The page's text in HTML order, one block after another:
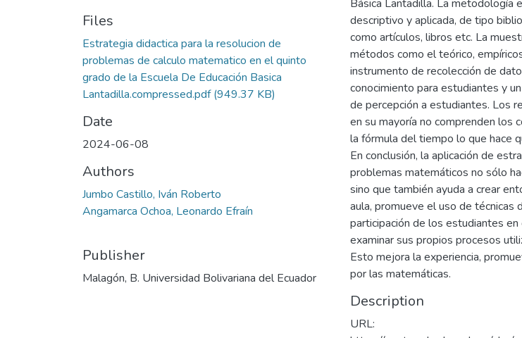
Files
Estrategia didactica para la resolucion de
problemas de calculo matematico en el quinto
grado de la Escuela De Educación Basica
Lantadilla.compressed.pdf(949.37 KB)
Date
2024-06-08
Authors
Jumbo Castillo, Iván Roberto
Angamarca Ochoa, Leonardo Efraín
Publisher
Malagón, B. Universidad Bolivariana del Ecuador
Básica Lantadilla. La metodología
descriptivo y aplicada, de tipo
como artículos, libros etc. La
métodos como el teórico,
instrumento de recolección de
conocimiento para estudiantes y
de percepción a estudiantes. Los
en su mayoría no comprenden los
la fórmula del tiempo lo que hace
En conclusión, la aplicación de
problemas matemáticos no sólo
sino que también ayuda a crear
aula, promueve el uso de técnicas
participación de los estudiantes
examinar sus propios procesos
Esto mejora la experiencia,
por las matemáticas.
Description
URL: